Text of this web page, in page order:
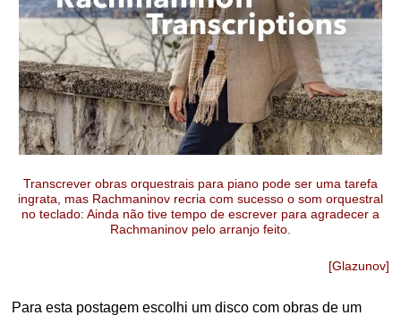
Transcrever obras orquestrais para piano pode ser uma tarefa
ingrata, mas Rachmaninov recria com sucesso o som orquestral
no teclado: Ainda não tive tempo de escrever para agradecer a
Rachmaninov pelo arranjo feito.
[Glazunov]
Para esta postagem escolhi um disco com obras de um